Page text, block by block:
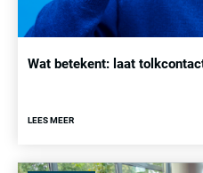
Wat betekent: laat
LEES MEER